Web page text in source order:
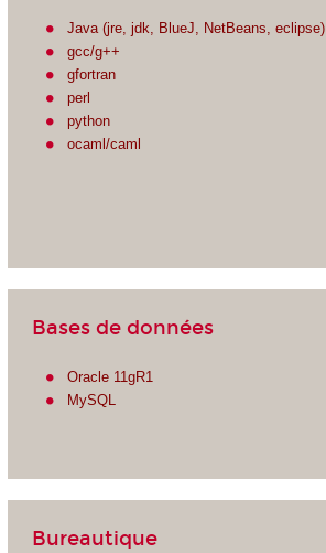
Java (jre, jdk, BlueJ, NetBeans, eclipse)
gcc/g++
gfortran
perl
python
ocaml/caml
Bases de données
Oracle 11gR1
MySQL
Bureautique